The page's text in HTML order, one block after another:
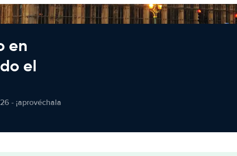
en
el
- ¡aprovéchala